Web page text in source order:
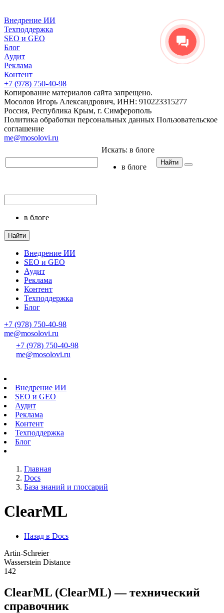
Внедрение ИИ
Техподдержка
SEO и GEO
Блог
Аудит
Реклама
Контент
+7 (978) 750-40-98
Копирование материалов сайта запрещено.
Мосолов Игорь Александрович, ИНН: 910223315277
Россия, Республика Крым, г. Симферополь
Политика обработки персональных данных Пользовательское
соглашение
me@mosolovi.ru
Искать: в блоге
в блоге
Найти
в блоге
Найти
Внедрение ИИ
SEO и GEO
Аудит
Реклама
Контент
Техподдержка
Блог
+7 (978) 750-40-98
me@mosolovi.ru
+7 (978) 750-40-98
me@mosolovi.ru
Внедрение ИИ
SEO и GEO
Аудит
Реклама
Контент
Техподдержка
Блог
Главная
Docs
База знаний и глоссарий
ClearML
Назад в Docs
Artin-Schreier
Wasserstein Distance
142
ClearML (ClearML) — технический
справочник